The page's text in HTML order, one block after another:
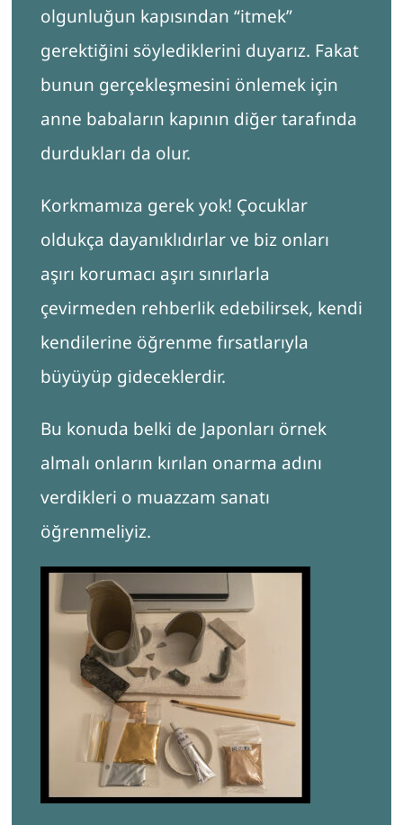
olgunluğun kapısından “itmek”
gerektiğini söylediklerini duyarız. Fakat
bunun gerçekleşmesini önlemek için
anne babaların kapının diğer tarafında
durdukları da olur.
Korkmamıza gerek yok! Çocuklar
oldukça dayanıklıdırlar ve biz onları
aşırı korumacı aşırı sınırlarla
çevirmeden rehberlik edebilirsek, kendi
kendilerine öğrenme fırsatlarıyla
büyüyüp gideceklerdir.
Bu konuda belki de Japonları örnek
almalı onların kırılan onarma adını
verdikleri o muazzam sanatı
öğrenmeliyiz.